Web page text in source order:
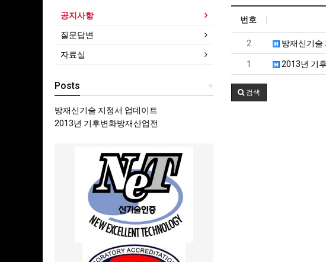
번호
2 방재신기술
1 2013년 기
검색
공지사항
질문답변
자료실
+
Posts
방재신기술 지정서 업데이트
2013년 기후변화방재산업전